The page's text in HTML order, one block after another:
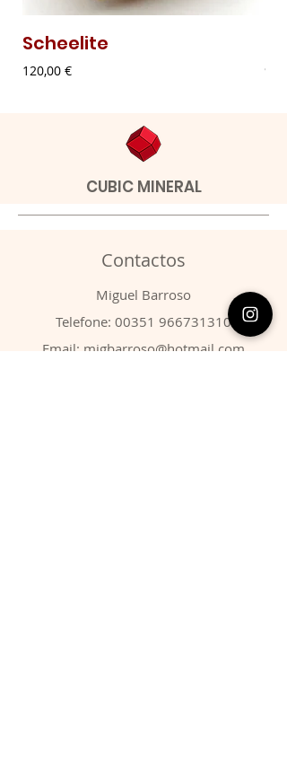
Scheelite
Preço
120,00 € 9,00
CUBIC MINERAL
Contactos
​Miguel Barroso
Telefone: 00351 966731310
Email: migbarroso@hotmail.com